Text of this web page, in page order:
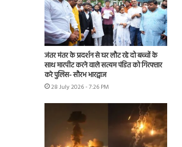
जंतर मंतर के प्रदर्शन से घर लौट रहे दो बच्चों के
साथ मारपीट करने वाले सत्यम पंडित को गिरफ्तार
करे पुलिस- सौरभ भारद्वाज
28 July 2026 - 7:26 PM